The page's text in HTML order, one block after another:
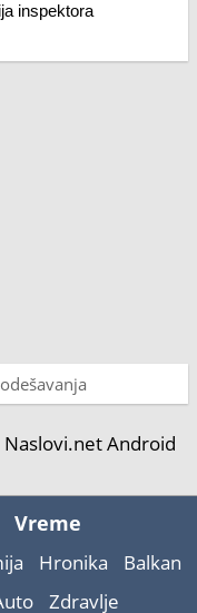
inspektora
Android
Vreme
Hronika
Balkan
Zdravlje